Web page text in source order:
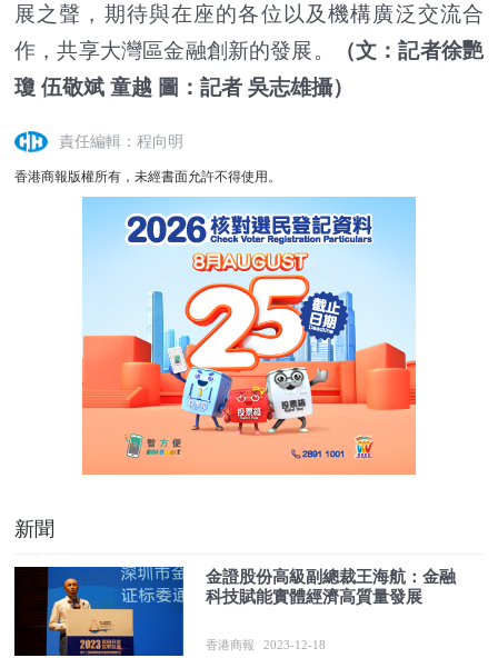
展之聲，期待與在座的各位以及機構廣泛交流合
作，共享大灣區金融創新的發展。
（文：記者徐艷
瓊 伍敬斌 童越 圖：記者 吳志雄攝）
責任編輯：程向明
香港商報版權所有，未經書面允許不得使用。
新聞
金證股份高級副總裁王海航：金融
科技賦能實體經濟高質量發展
香港商報 2023-12-18